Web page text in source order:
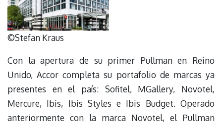
©Stefan Kraus
Con la apertura de su primer Pullman en Reino
Unido, Accor completa su portafolio de marcas ya
presentes en el país: Sofitel, MGallery, Novotel,
Mercure, Ibis, Ibis Styles e Ibis Budget. Operado
anteriormente con la marca Novotel, el Pullman